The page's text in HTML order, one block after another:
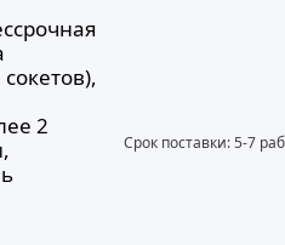
2
Срок поставки: 5-7